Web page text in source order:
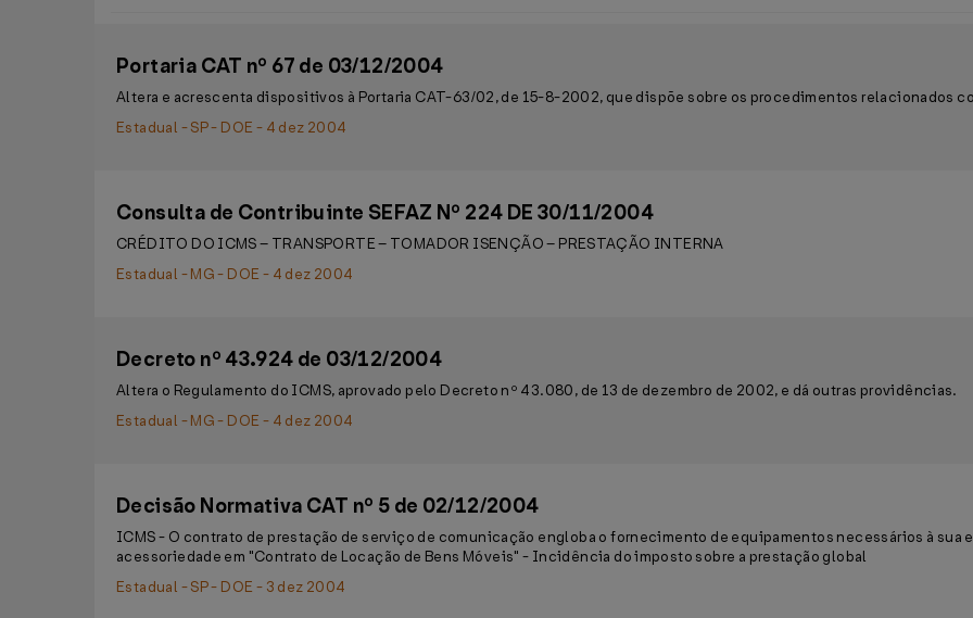
Portaria CAT nº 67 de 03/12/2004
Altera e acrescenta dispositivos à Portaria CAT-63/02, de 15-8-2002, que dispõe sobre os procedimentos relacionados
Estadual - SP - DOE - 4 dez 2004
Consulta de Contribuinte SEFAZ Nº 224 DE 30/11/2004
CRÉDITO DO ICMS – TRANSPORTE – TOMADOR ISENÇÃO – PRESTAÇÃO INTERNA
Estadual - MG - DOE - 4 dez 2004
Decreto nº 43.924 de 03/12/2004
Altera o Regulamento do ICMS, aprovado pelo Decreto nº 43.080, de 13 de dezembro de 2002, e dá outras providências.
Estadual - MG - DOE - 4 dez 2004
Decisão Normativa CAT nº 5 de 02/12/2004
ICMS - O contrato de prestação de serviço de comunicação engloba o fornecimento de equipamentos necessários à sua
acessoriedade em "Contrato de Locação de Bens Móveis" - Incidência do imposto sobre a prestação global
Estadual - SP - DOE - 3 dez 2004